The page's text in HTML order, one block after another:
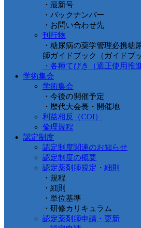
・最新号
・バックナンバー
・お問い合わせ先
刊行物
・糖尿病の薬学管理必携糖
師ガイドブック（ガイドブ
・各種てびき（適正使用推
学術集会
学術集会
・今後の開催予定
・歴代大会長・開催地
利益相反（COI）
倫理規程
認定制度
認定制度関連のお知らせ
認定制度の概要
認定薬剤師規定・細則
・規程
・細則
・単位基準
・研修カリキュラム
認定薬剤師申請・更新